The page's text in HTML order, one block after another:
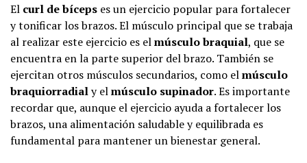
El curl de bíceps es un ejercicio popular para fortalecer
y tonificar los brazos. El músculo principal que se trabaja
al realizar este ejercicio es elmúsculo braquial, que se
encuentra en la parte superior del brazo. También se
ejercitan otros músculos secundarios, como elmúsculo
braquiorradialy elmúsculo supinador. Es importante
recordar que, aunque el ejercicio ayuda a fortalecer los
brazos, una alimentación saludable y equilibrada es
fundamental para mantener un bienestar general.